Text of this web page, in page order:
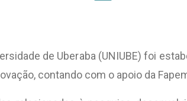
de Uberaba (UNIUBE) foi
contando com o apoio da